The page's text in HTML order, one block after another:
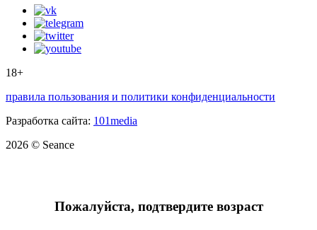
18+
правила пользования и политики конфиденциальности
Разработка сайта: 101media
2026 © Seance
Пожалуйста, подтвердите возраст